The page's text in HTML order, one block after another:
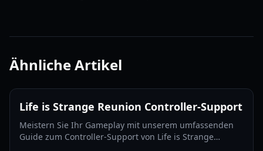
Ähnliche Artikel
Life is Strange Reunion Controller-Support
Meistern Sie Ihr Gameplay mit unserem umfassenden
Guide zum Controller-Support von Life is Strange